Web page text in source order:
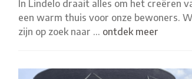
In Lindelo draait alles om het creëren
een warm thuis voor onze bewoners.
zijn op zoek naar … ontdek meer